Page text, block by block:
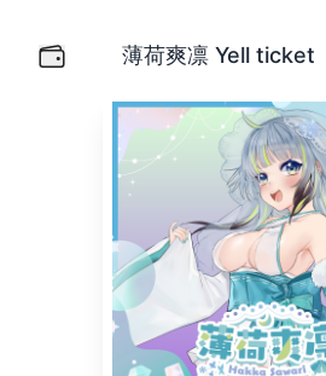
薄荷爽凛 Yell ticket